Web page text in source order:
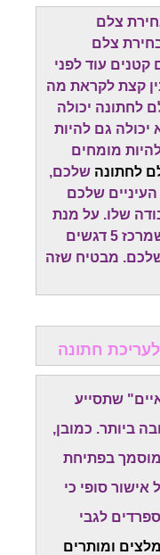
צלם
צלם
עוד לפני
קצת לקראת מה
לחתונה יכולה
יכולה גם להיות
מומחים
לחתונה שלכם,
שלכם
שלו. על מנת
להקל עליכן, כתבנו טיפ מיוחד שמרכז 5 דגשים
מבטיח שזה
חתונה
שתסייע
ביותר. כמובן,
בפתיחת
אישור סופי כי
לגבי
ומותרים